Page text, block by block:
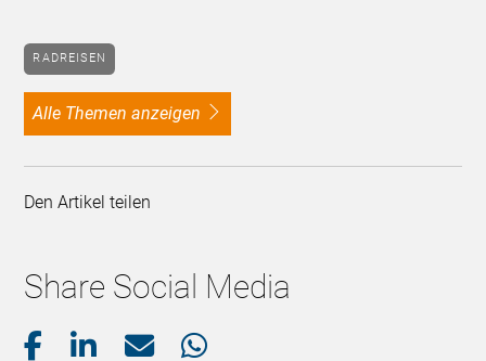
RADREISEN
alle Themen anzeigen
Den Artikel teilen
Share Social Media